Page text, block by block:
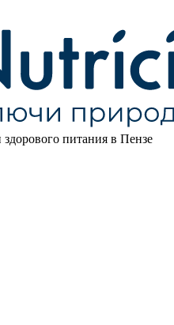
питания в Пензе